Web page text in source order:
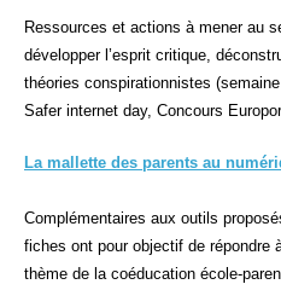
Ressources et actions à mener au
développer l’esprit critique,
théories conspirationnistes
Safer internet day, Concours
La mallette des parents au
Complémentaires aux outils
fiches ont pour objectif de répondre
thème de la coéducation école-